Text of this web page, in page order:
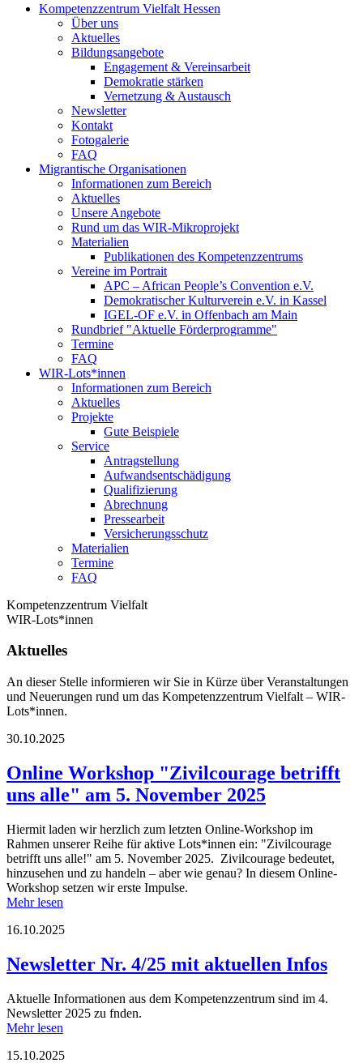
Kompetenzzentrum Vielfalt Hessen
Über uns
Aktuelles
Bildungsangebote
Engagement & Vereinsarbeit
Demokratie stärken
Vernetzung & Austausch
Newsletter
Kontakt
Fotogalerie
FAQ
Migrantische Organisationen
Informationen zum Bereich
Aktuelles
Unsere Angebote
Rund um das WIR-Mikroprojekt
Materialien
Publikationen des Kompetenzzentrums
Vereine im Portrait
APC – African People’s Convention e.V.
Demokratischer Kulturverein e.V. in Kassel
IGEL-OF e.V. in Offenbach am Main
Rundbrief "Aktuelle Förderprogramme"
Termine
FAQ
WIR-Lots*innen
Informationen zum Bereich
Aktuelles
Projekte
Gute Beispiele
Service
Antragstellung
Aufwandsentschädigung
Qualifizierung
Abrechnung
Pressearbeit
Versicherungsschutz
Materialien
Termine
FAQ
Kompetenzzentrum Vielfalt
WIR-Lots*innen
Aktuelles
An dieser Stelle informieren wir Sie in Kürze über Veranstaltungen
und Neuerungen rund um das Kompetenzzentrum Vielfalt – WIR-
Lots*innen.
30.10.2025
Online Workshop "Zivilcourage betrifft
uns alle" am 5. November 2025
Hiermit laden wir herzlich zum letzten Online-Workshop im
Rahmen unserer Reihe für aktive Lots*innen ein: "Zivilcourage
betrifft uns alle!" am 5. November 2025. Zivilcourage bedeutet,
hinzusehen und zu handeln – aber wie genau? In diesem Online-
Workshop setzen wir erste Impulse.
Mehr lesen
16.10.2025
Newsletter Nr. 4/25 mit aktuellen Infos
Aktuelle Informationen aus dem Kompetenzzentrum sind im 4.
Newsletter 2025 zu fnden.
Mehr lesen
15.10.2025